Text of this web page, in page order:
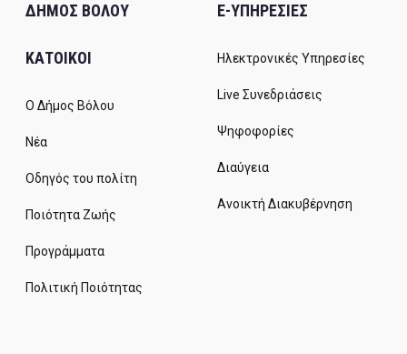
ΔΗΜΟΣ ΒΟΛΟΥ
ΚΑΤΟΙΚΟΙ
Ο Δήμος Βόλου
Νέα
Οδηγός του πολίτη
Ποιότητα Ζωής
Προγράμματα
Πολιτική Ποιότητας
E-ΥΠΗΡΕΣΙΕΣ
Ηλεκτρονικές Υπηρεσίες
Live Συνεδριάσεις
Ψηφοφορίες
Διαύγεια
Ανοικτή Διακυβέρνηση